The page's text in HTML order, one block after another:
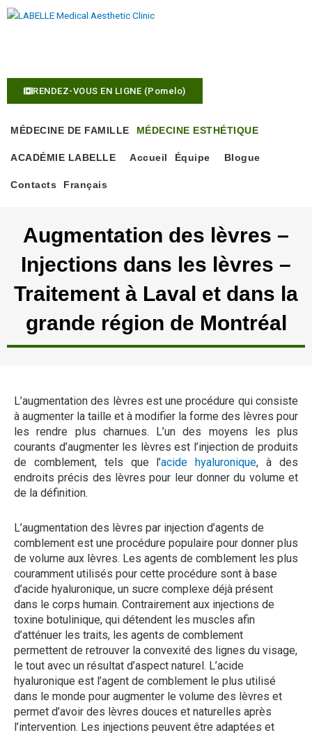
RENDEZ-VOUS EN LIGNE (Pomelo)
MÉDECINE DE FAMILLE MÉDECINE ESTHÉTIQUE
ACADÉMIE LABELLE Accueil Équipe Blogue
Contacts Français
Augmentation des lèvres –
Injections dans les lèvres –
Traitement à Laval et dans la
grande région de Montréal
L’augmentation des lèvres est une procédure qui consiste
à augmenter la taille et à modifier la forme des lèvres pour
les rendre plus charnues. L’un des moyens les plus
courants d’augmenter les lèvres est l’injection de produits
de comblement, tels que l’acide hyaluronique, à des
endroits précis des lèvres pour leur donner du volume et
de la définition.
L’augmentation des lèvres par injection d’agents de
comblement est une procédure populaire pour donner plus
de volume aux lèvres. Les agents de comblement les plus
couramment utilisés pour cette procédure sont à base
d’acide hyaluronique, un sucre complexe déjà présent
dans le corps humain. Contrairement aux injections de
toxine botulinique, qui détendent les muscles afin
d’atténuer les traits, les agents de comblement
permettent de retrouver la convexité des lignes du visage,
le tout avec un résultat d’aspect naturel. L’acide
hyaluronique est l’agent de comblement le plus utilisé
dans le monde pour augmenter le volume des lèvres et
permet d’avoir des lèvres douces et naturelles après
l’intervention. Les injections peuvent être adaptées et